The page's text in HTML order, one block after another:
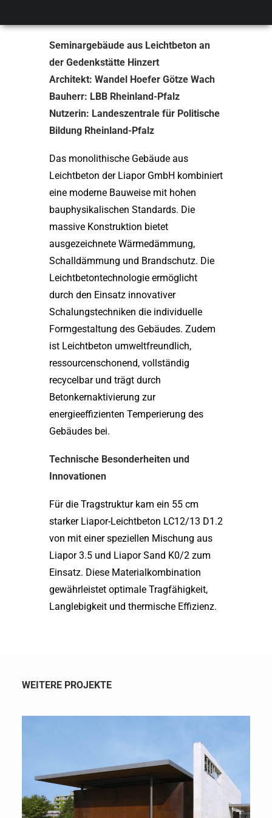
Seminargebäude aus Leichtbeton an
der Gedenkstätte Hinzert
Architekt: Wandel Hoefer Götze Wach
Bauherr: LBB Rheinland-Pfalz
Nutzerin: Landeszentrale für Politische
Bildung Rheinland-Pfalz
Das monolithische Gebäude aus
Leichtbeton der Liapor GmbH kombiniert
eine moderne Bauweise mit hohen
bauphysikalischen Standards. Die
massive Konstruktion bietet
ausgezeichnete Wärmedämmung,
Schalldämmung und Brandschutz. Die
Leichtbetontechnologie ermöglicht
durch den Einsatz innovativer
Schalungstechniken die individuelle
Formgestaltung des Gebäudes. Zudem
ist Leichtbeton umweltfreundlich,
ressourcenschonend, vollständig
recycelbar und trägt durch
Betonkernaktivierung zur
energieeffizienten Temperierung des
Gebäudes bei.
Technische Besonderheiten und
Innovationen
Für die Tragstruktur kam ein 55 cm
starker Liapor-Leichtbeton LC12/13 D1.2
von mit einer speziellen Mischung aus
Liapor 3.5 und Liapor Sand K0/2 zum
Einsatz. Diese Materialkombination
gewährleistet optimale Tragfähigkeit,
Langlebigkeit und thermische Effizienz.
WEITERE PROJEKTE